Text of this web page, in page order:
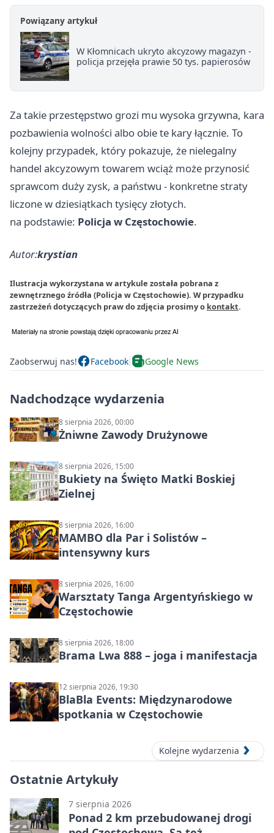
Powiązany artykuł
W Kłomnicach ukryto akcyzowy magazyn -
policja przejęła prawie 50 tys. papierosów
Za takie przestępstwo grozi mu wysoka grzywna, kara
pozbawienia wolności albo obie te kary łącznie. To
kolejny przypadek, który pokazuje, że nielegalny
handel akcyzowym towarem wciąż może przynosić
sprawcom duży zysk, a państwu - konkretne straty
liczone w dziesiątkach tysięcy złotych.
na podstawie: Policja w Częstochowie.
Autor:krystian
Ilustracja wykorzystana w artykule została pobrana z
zewnętrznego źródła (Policja w Częstochowie). W przypadku
zastrzeżeń dotyczących praw do zdjęcia prosimy o kontakt.
Zaobserwuj nas! Facebook Google News
Nadchodzące wydarzenia
8 sierpnia 2026, 00:00
Żniwne Zawody Drużynowe
8 sierpnia 2026, 15:00
Bukiety na Święto Matki Boskiej
Zielnej
8 sierpnia 2026, 16:00
MAMBO dla Par i Solistów –
intensywny kurs
8 sierpnia 2026, 16:00
Warsztaty Tanga Argentyńskiego w
Częstochowie
8 sierpnia 2026, 18:00
Brama Lwa 888 – joga i manifestacja
12 sierpnia 2026, 19:30
BlaBla Events: Międzynarodowe
spotkania w Częstochowie
Kolejne wydarzenia
Ostatnie Artykuły
7 sierpnia 2026
Ponad 2 km przebudowanej drogi